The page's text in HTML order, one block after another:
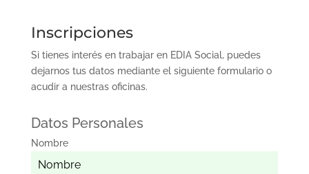
Inscripciones
Si tienes interés en trabajar en EDIA Social, puedes
dejarnos tus datos mediante el siguiente formulario o
acudir a nuestras oficinas.
Datos Personales
Nombre